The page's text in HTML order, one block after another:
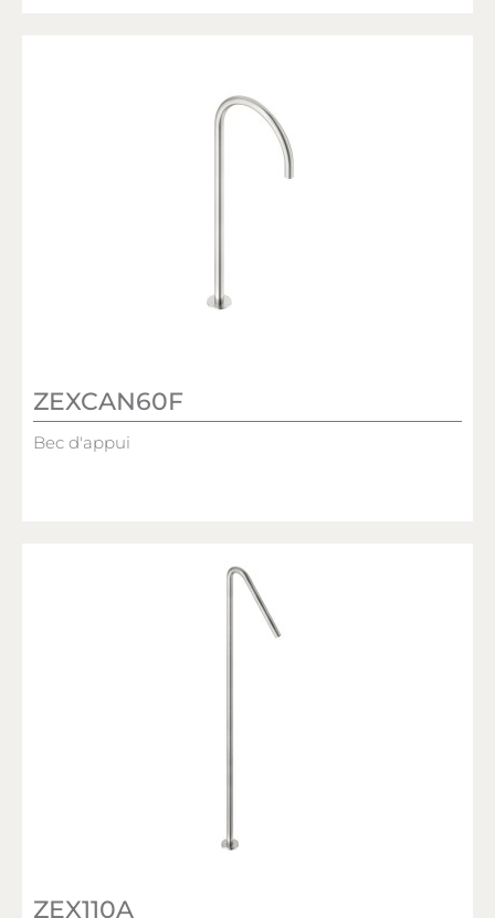
ZEXCAN60F
Bec d'appui
ZEX110A